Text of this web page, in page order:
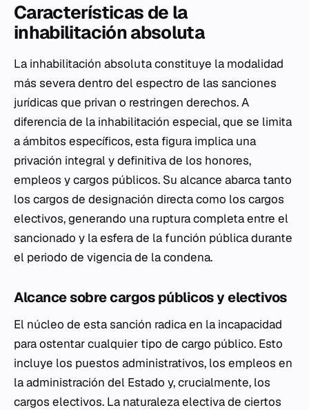
Características de la
inhabilitación absoluta
La inhabilitación absoluta constituye la modalidad
más severa dentro del espectro de las sanciones
jurídicas que privan o restringen derechos. A
diferencia de la inhabilitación especial, que se limita
a ámbitos específicos, esta figura implica una
privación integral y definitiva de los honores,
empleos y cargos públicos. Su alcance abarca tanto
los cargos de designación directa como los cargos
electivos, generando una ruptura completa entre el
sancionado y la esfera de la función pública durante
el periodo de vigencia de la condena.
Alcance sobre cargos públicos y electivos
El núcleo de esta sanción radica en la incapacidad
para ostentar cualquier tipo de cargo público. Esto
incluye los puestos administrativos, los empleos en
la administración del Estado y, crucialmente, los
cargos electivos. La naturaleza electiva de ciertos